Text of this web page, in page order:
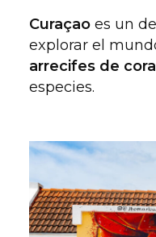
Curaçaoes un
explorar el
arrecifes de
especies.